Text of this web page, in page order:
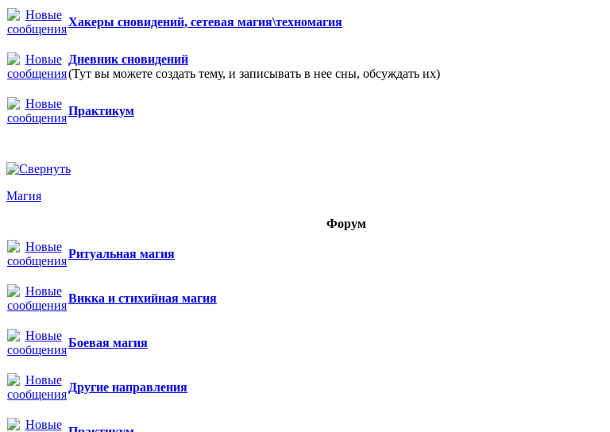
Хакеры сновидений, сетевая магия\техномагия
Дневник сновидений
(Тут вы можете создать тему, и записывать в нее сны, обсуждать их)
Практикум
Магия
Форум
Ритуальная магия
Викка и стихийная магия
Боевая магия
Другие направления